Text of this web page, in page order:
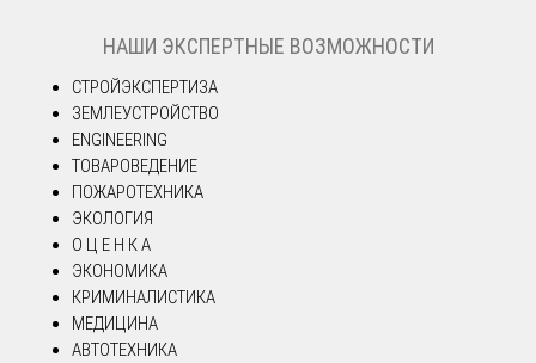
НАШИ ЭКСПЕРТНЫЕ ВОЗМОЖНОСТИ
СТРОЙЭКСПЕРТИЗА
ЗЕМЛЕУСТРОЙСТВО
ENGINEERING
ТОВАРОВЕДЕНИЕ
ПОЖАРОТЕХНИКА
ЭКОЛОГИЯ
О Ц Е Н К А
ЭКОНОМИКА
КРИМИНАЛИСТИКА
МЕДИЦИНА
АВТОТЕХНИКА